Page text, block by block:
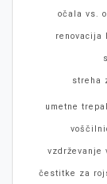
očala vs.
renovacija
streha
umetne
vzdrževanje
čestitke za